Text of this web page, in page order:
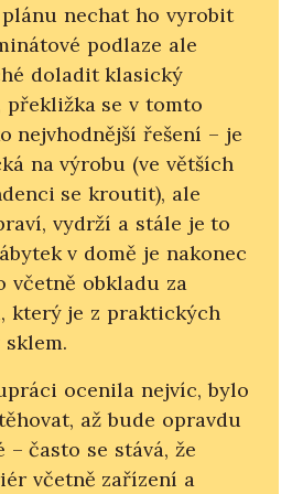
nechat ho vyrobit
podlaze ale
doladit klasický
překližka se v tomto
nejvhodnější řešení – je
na výrobu (ve větších
se kroutit), ale
vydrží a stále je to
v domě je nakonec
včetně obkladu za
který je z praktických
ocenila nejvíc, bylo
až bude opravdu
– často se stává, že
včetně zařízení a